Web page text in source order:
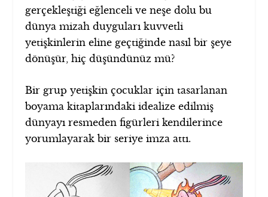
gerçekleştiği eğlenceli ve neşe dolu bu
dünya mizah duyguları kuvvetli
yetişkinlerin eline geçtiğinde nasıl bir şeye
dönüşür, hiç düşündünüz mü?
Bir grup yetişkin çocuklar için tasarlanan
boyama kitaplarındaki idealize edilmiş
dünyayı resmeden figürleri kendilerince
yorumlayarak bir seriye imza attı.